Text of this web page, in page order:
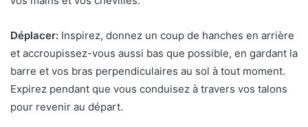
Déplacer: Inspirez, donnez un coup de hanches en arrière
et accroupissez-vous aussi bas que possible, en gardant la
barre et vos bras perpendiculaires au sol à tout moment.
Expirez pendant que vous conduisez à travers vos talons
pour revenir au départ.